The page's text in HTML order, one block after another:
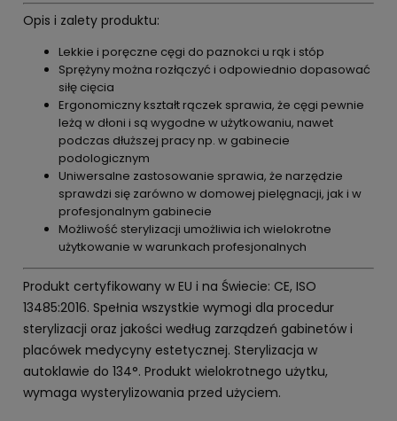
Opis i zalety produktu:
Lekkie i poręczne cęgi do paznokci u rąk i stóp
Sprężyny można rozłączyć i odpowiednio dopasować
siłę cięcia
Ergonomiczny kształt rączek sprawia, że cęgi pewnie
leżą w dłoni i są wygodne w użytkowaniu, nawet
podczas dłuższej pracy np. w gabinecie
podologicznym
Uniwersalne zastosowanie sprawia, że narzędzie
sprawdzi się zarówno w domowej pielęgnacji, jak i w
profesjonalnym gabinecie
Możliwość sterylizacji umożliwia ich wielokrotne
użytkowanie w warunkach profesjonalnych
Produkt certyfikowany w EU i na Świecie: CE, ISO
13485:2016. Spełnia wszystkie wymogi dla procedur
sterylizacji oraz jakości według zarządzeń gabinetów i
placówek medycyny estetycznej. Sterylizacja w
autoklawie do 134°. Produkt wielokrotnego użytku,
wymaga wysterylizowania przed użyciem.